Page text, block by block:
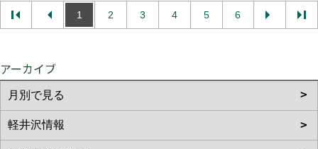
1 2 3 4 5 6
アーカイブ